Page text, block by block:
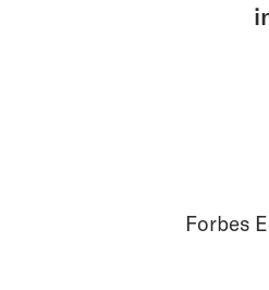
Forbes